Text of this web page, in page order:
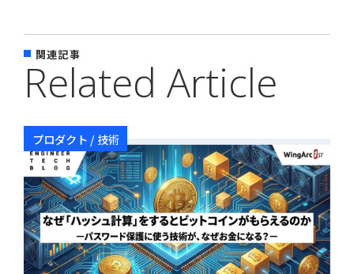
Copyright© WingArc1st Inc. All Rights Reserved.
関連記事
Related Article
プロダクト / 技術